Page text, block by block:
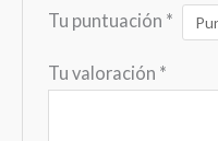
Tu puntuación *
Tu valoración *